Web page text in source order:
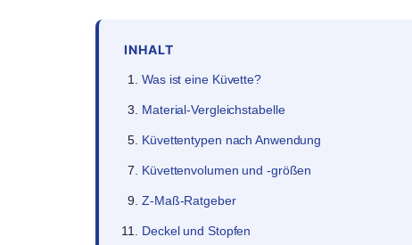
INHALT
Was ist eine Küvette?
Material-Vergleichstabelle
Küvettentypen nach Anwendung
Küvettenvolumen und -größen
Z-Maß-Ratgeber
Deckel und Stopfen